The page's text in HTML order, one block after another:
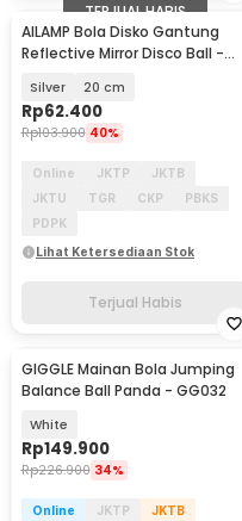
TERJUAL HABIS
AILAMP Bola Disko Gantung
Reflective Mirror Disco Ball -
Silver 20 cm
Rp62.400
Rp103.900 40%
Online JKTP
JKTB
JKTU
TGR CKP
PBKS
PDPK
Lihat Ketersediaan Stok
Terjual Habis
GIGGLE Mainan Bola Jumping
Balance Ball Panda - GG032
White
Rp149.900
Rp226.900 34%
Online JKTP
JKTB